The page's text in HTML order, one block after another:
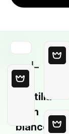
Plantilla
en
blanco